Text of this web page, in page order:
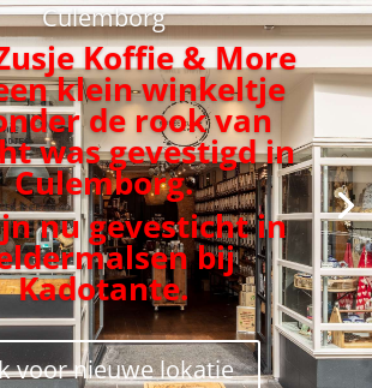
Culemborg
Koffie & More
klein winkeltje
de rook van
was gevestigd in
Culemborg.
nu gevesticht in
bij
Kadotante.
voor nieuwe lokatie